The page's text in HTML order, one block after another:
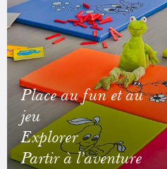
Place au fun et au
jeu
Explorer
Partir à l’aventure